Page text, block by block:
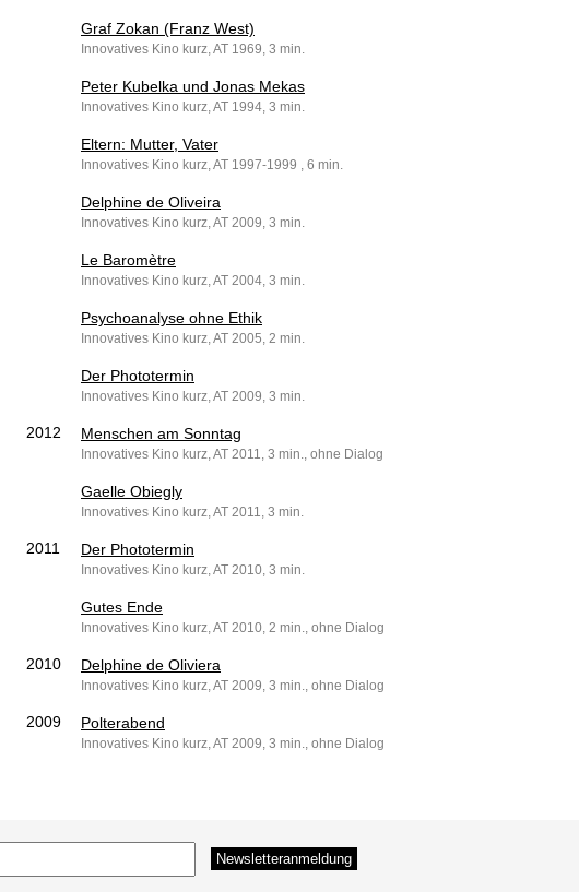
Graf Zokan (Franz West)
Innovatives Kino kurz, AT 1969, 3 min.
Peter Kubelka und Jonas Mekas
Innovatives Kino kurz, AT 1994, 3 min.
Eltern: Mutter, Vater
Innovatives Kino kurz, AT 1997-1999 , 6 min.
Delphine de Oliveira
Innovatives Kino kurz, AT 2009, 3 min.
Le Baromètre
Innovatives Kino kurz, AT 2004, 3 min.
Psychoanalyse ohne Ethik
Innovatives Kino kurz, AT 2005, 2 min.
Der Phototermin
Innovatives Kino kurz, AT 2009, 3 min.
2012 Menschen am Sonntag
Innovatives Kino kurz, AT 2011, 3 min., ohne Dialog
Gaelle Obiegly
Innovatives Kino kurz, AT 2011, 3 min.
2011 Der Phototermin
Innovatives Kino kurz, AT 2010, 3 min.
Gutes Ende
Innovatives Kino kurz, AT 2010, 2 min., ohne Dialog
2010 Delphine de Oliviera
Innovatives Kino kurz, AT 2009, 3 min., ohne Dialog
2009 Polterabend
Innovatives Kino kurz, AT 2009, 3 min., ohne Dialog